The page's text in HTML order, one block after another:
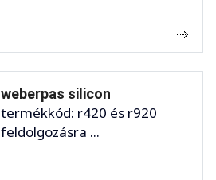
weberpas silicon
termékkód: r420 és r920
feldolgozásra ...